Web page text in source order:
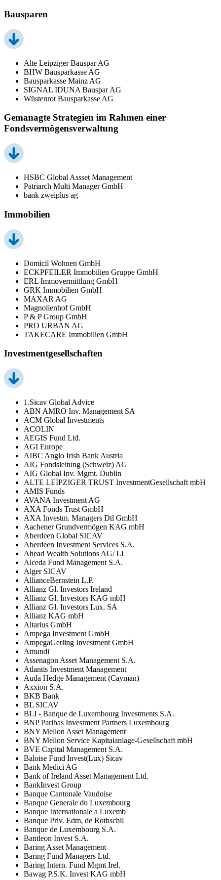
Bausparen
Alte Leipziger Bauspar AG
BHW Bausparkasse AG
Bausparkasse Mainz AG
SIGNAL IDUNA Bauspar AG
Wüstenrot Bausparkasse AG
Gemanagte Strategien im Rahmen einer
Fondsvermögensverwaltung
HSBC Global Assset Management
Patriarch Multi Manager GmbH
bank zweiplus ag
Immobilien
Domicil Wohnen GmbH
ECKPFEILER Immobilien Gruppe GmbH
ERL Immovermittlung GmbH
GRK Immobilien GmbH
MAXAR AG
Magnolienhof GmbH
P & P Group GmbH
PRO URBAN AG
TAKECARE Immobilien GmbH
Investmentgesellschaften
1.Sicav Global Advice
ABN AMRO Inv. Management SA
ACM Global Investments
ACOLIN
AEGIS Fund Ltd.
AGI Europe
AIBC Anglo Irish Bank Austria
AIG Fondsleitung (Schweiz) AG
AIG Global Inv. Mgmt. Dublin
ALTE LEIPZIGER TRUST InvestmentGesellschaft mbH
AMIS Funds
AVANA Investment AG
AXA Fonds Trust GmbH
AXA Investm. Managers Dtl GmbH
Aachener Grundvermögen KAG mbH
Aberdeen Global SICAV
Aberdeen Investment Services S.A.
Ahead Wealth Solutions AG/ LI
Alceda Fund Management S.A.
Alger SICAV
AllianceBernstein L.P.
Allianz Gl. Investors Ireland
Allianz Gl. Investors KAG mbH
Allianz Gl. Investors Lux. SA
Allianz KAG mbH
Altarius GmbH
Ampega Investment GmbH
AmpegaGerling Investment GmbH
Amundi
Assenagon Asset Management S.A.
Atlantis Investment Management
Auda Hedge Management (Cayman)
Axxion S.A.
BKB Bank
BL SICAV
BLI - Banque de Luxembourg Investments S.A.
BNP Paribas Investment Partners Luxembourg
BNY Mellon Asset Management
BNY Mellon Service Kapitalanlage-Gesellschaft mbH
BVE Capital Management S.A.
Baloise Fund Invest(Lux) Sicav
Bank Medici AG
Bank of Ireland Asset Management Ltd.
BankInvest Group
Banque Cantonale Vaudoise
Banque Generale du Luxembourg
Banque Internationale a Luxemb
Banque Priv. Edm, de Rothschil
Banque de Luxembourg S.A.
Bantleon Invest S.A.
Baring Asset Management
Baring Fund Managers Ltd.
Baring Intern. Fund Mgmt Irel.
Bawag P.S.K. Invest KAG mbH